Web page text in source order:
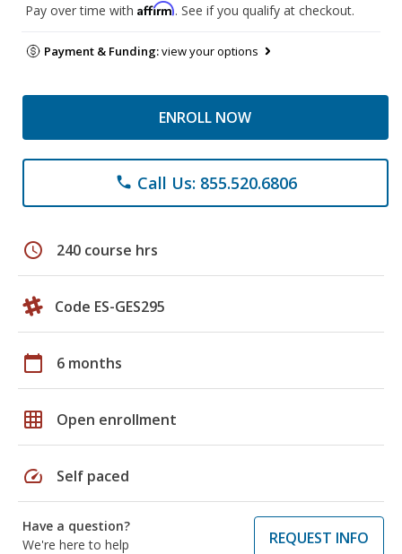
Pay over time with Affirm. See if you qualify at checkout.
Payment & Funding:view your options
ENROLL NOW
phone Call Us: 855.520.6806
schedule 240 course hrs
Code ES-GES295
calendar_today 6 months
grid_on Open enrollment
speed Self paced
Have a question?
We're here to help
REQUEST INFO